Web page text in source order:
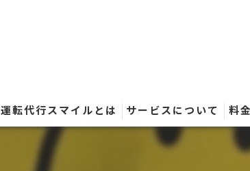
運転代行スマイルとは サービスについて 料